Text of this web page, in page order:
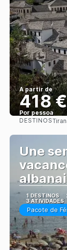
A partir de
418 €
Por pessoa
DESTINOS
Une
1 DESTINOS
3 ATIVIDADES
Pacote de